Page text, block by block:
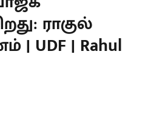
ராகுல்
| UDF | Rahul